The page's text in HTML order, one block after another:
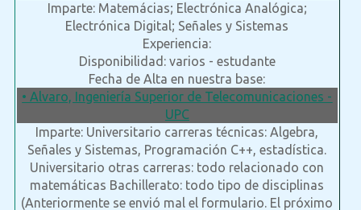
Imparte: Matemácias; Electrónica Analógica;
Electrónica Digital; Señales y Sistemas
Experiencia:
Disponibilidad: varios - estudante
Fecha de Alta en nuestra base:
• Alvaro, Ingeniería Superior de Telecomunicaciones -
UPC
Imparte: Universitario carreras técnicas: Algebra,
Señales y Sistemas, Programación C++, estadística.
Universitario otras carreras: todo relacionado con
matemáticas Bachillerato: todo tipo de disciplinas
(Anteriormente se envió mal el formulario. El próximo